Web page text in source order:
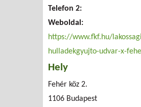
Telefon 2:
Weboldal:
https://www.fkf.hu/
hulladekgyujto-udvar-x-
Hely
Fehér köz 2.
1106 Budapest